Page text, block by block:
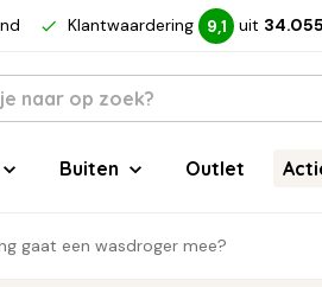
Klantwaardering 9,1 uit 34.055
Buiten Outlet
gaat een wasdroger mee?